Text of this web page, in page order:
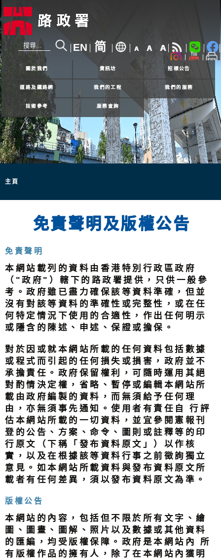
EN 简 A A A
24小時熱線 2926 4111
關於我們 資訊坊 招標公告
道路及鐵路網 我們的工程 我們的服務
技術參考 服務查詢
主頁
免責聲明及版權公告
免責聲明
本網站載列的資料由香港特別行政區政府
（"政府"）轄下的路政署提供，只供一般參
考。政府雖已盡力確保該等資料準確，但並
沒有對該等資料的準確性或完整性，或在任
何特定情況下使用的合適性，作出任何明示
或隱含的陳述、申述、保證或擔保。
對於因或就本網站所載的任何資料包括數據
或程式而引起的任何損失或損害，政府並不
承擔責任。政府保留權利，可隨時運用其絕
對酌情決定權，省略、暫停或編輯本網站所
載由政府編製的資料，而無須給予任何理
由，亦無須事先通知。使用者有責任自 行評
估本網站所載的一切資料，並宜參閱憲報刊
登的公告、方案、命令、圖則或註釋等的印
行原文（下稱「發布資料原文」）以作核
實，以及在根據該等資料行事之前徵詢獨立
意見。如本網站所載資料與發布資料原文所
載者有任何差異，須以發布資料原文為準。
版權公告
本網站的內容，包括但不限於所有文字、繪
圖、圖畫、圖解、照片以及數據或其他資料
的匯編，均受版權保障。政府是本網站內 所
有版權作品的擁有人，除了在本網站內獲明